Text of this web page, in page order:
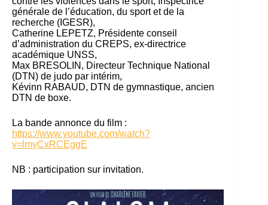
générale de l’éducation, du sport et de la
recherche (IGESR),
Catherine LEPETZ, Présidente conseil
d’administration du CREPS, ex-directrice
académique UNSS,
Max BRESOLIN, Directeur Technique National
(DTN) de judo par intérim,
Kévinn RABAUD, DTN de gymnastique, ancien
DTN de boxe.
La bande annonce du film :
https://www.youtube.com/watch?
v=lmyCxRCEggE
NB : participation sur invitation.